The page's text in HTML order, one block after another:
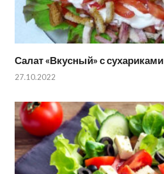
Салат «Вкусный» с сухариками
27.10.2022